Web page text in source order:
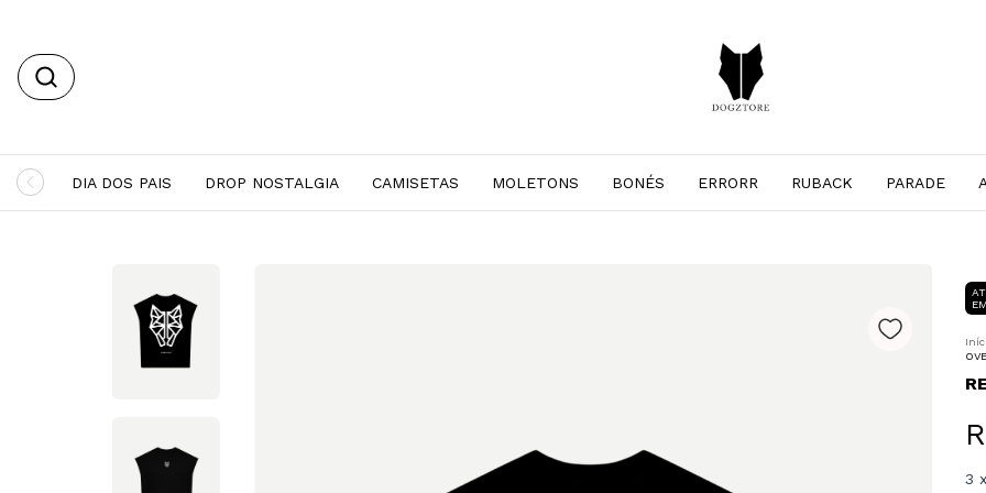
DIA DOS PAIS DROP NOSTALGIA CAMISETAS MOLETONS BONÉS ERRORR RUBACK PARADE
3